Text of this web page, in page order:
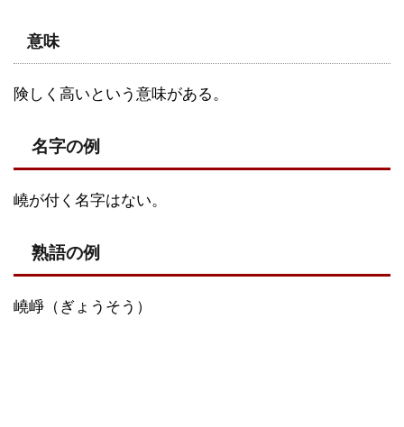
意味
険しく高いという意味がある。
名字の例
嶢が付く名字はない。
熟語の例
嶢崢（ぎょうそう）